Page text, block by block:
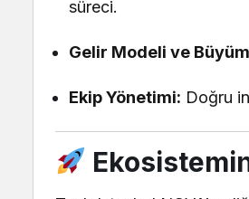
süreci.
Gelir Modeli ve
Ekip Yönetimi: Doğru